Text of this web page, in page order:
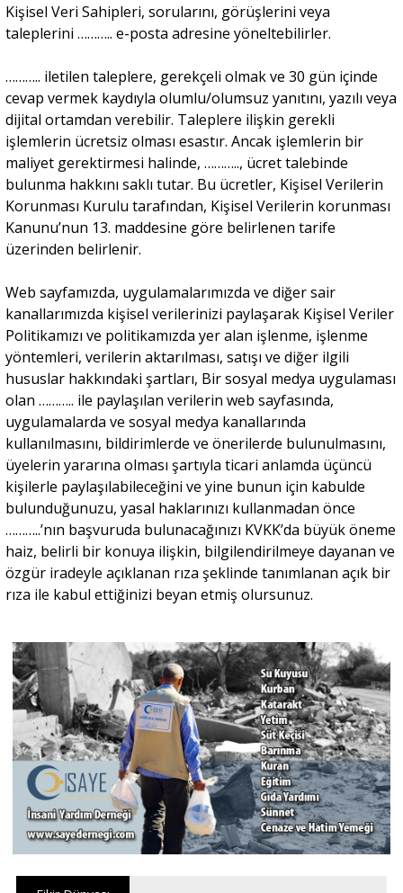
Kişisel Veri Sahipleri, sorularını, görüşlerini veya
taleplerini ……….. e-posta adresine yöneltebilirler.
……….. iletilen taleplere, gerekçeli olmak ve 30 gün içinde
cevap vermek kaydıyla olumlu/olumsuz yanıtını, yazılı veya
dijital ortamdan verebilir. Taleplere ilişkin gerekli
işlemlerin ücretsiz olması esastır. Ancak işlemlerin bir
maliyet gerektirmesi halinde, ……….., ücret talebinde
bulunma hakkını saklı tutar. Bu ücretler, Kişisel Verilerin
Korunması Kurulu tarafından, Kişisel Verilerin korunması
Kanunu’nun 13. maddesine göre belirlenen tarife
üzerinden belirlenir.
Web sayfamızda, uygulamalarımızda ve diğer sair
kanallarımızda kişisel verilerinizi paylaşarak Kişisel Veriler
Politikamızı ve politikamızda yer alan işlenme, işlenme
yöntemleri, verilerin aktarılması, satışı ve diğer ilgili
hususlar hakkındaki şartları, Bir sosyal medya uygulaması
olan ……….. ile paylaşılan verilerin web sayfasında,
uygulamalarda ve sosyal medya kanallarında
kullanılmasını, bildirimlerde ve önerilerde bulunulmasını,
üyelerin yararına olması şartıyla ticari anlamda üçüncü
kişilerle paylaşılabileceğini ve yine bunun için kabulde
bulunduğunuzu, yasal haklarınızı kullanmadan önce
………..’nın başvuruda bulunacağınızı KVKK’da büyük öneme
haiz, belirli bir konuya ilişkin, bilgilendirilmeye dayanan ve
özgür iradeyle açıklanan rıza şeklinde tanımlanan açık bir
rıza ile kabul ettiğinizi beyan etmiş olursunuz.